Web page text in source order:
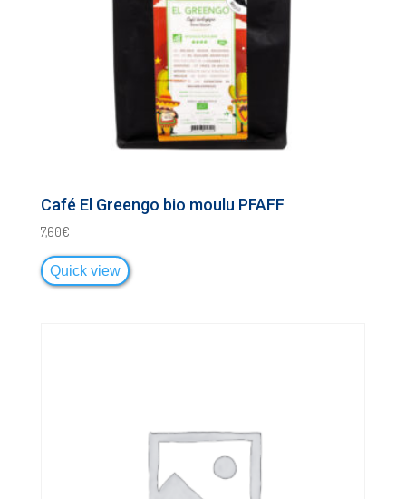
Café El Greengo bio moulu PFAFF
7,60€
Quick view